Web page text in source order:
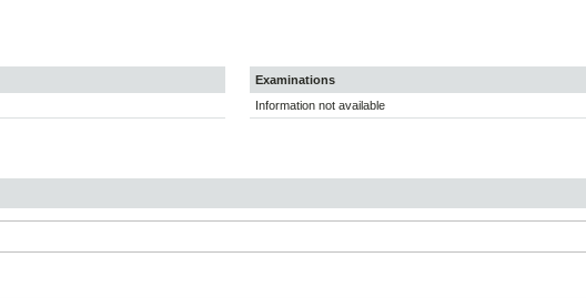
Examinations
Information not available